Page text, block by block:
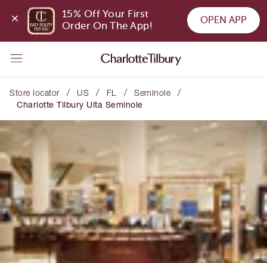
15% Off Your First
Order On The App!
OPEN APP
Store locator / US / FL / Seminole /
Charlotte Tilbury Ulta Seminole